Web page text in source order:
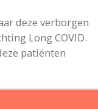
deze verborgen
Long COVID.
patiënten